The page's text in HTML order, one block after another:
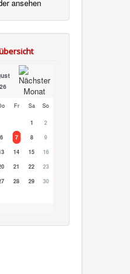
ansehen
Fr Sa So
1
2
6 7 8
9
14 15
16
21 22
23
28 29
30